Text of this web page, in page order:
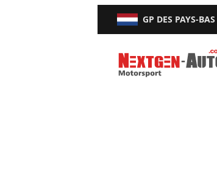
GP DES PAYS-BAS
Nextgen-Auto.com